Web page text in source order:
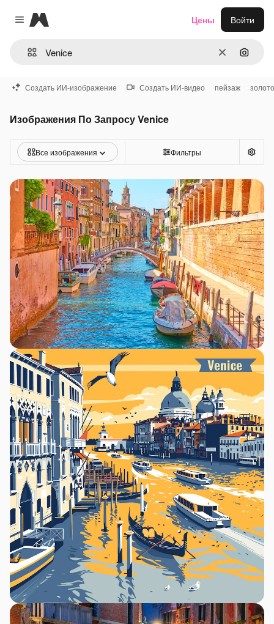
Close menu
Magnific
ОчиститьПоиск
Цены Войти
Создать ИИ-изображение Создать ИИ-видео пейзаж золото
Изображения По Запросу Venice
Все изображения Фильтры